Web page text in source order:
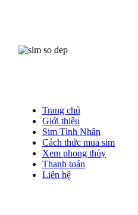
Trang chủ
Giới thiệu
Sim Tình Nhân
Cách thức mua sim
Xem phong thủy
Thanh toán
Liên hệ